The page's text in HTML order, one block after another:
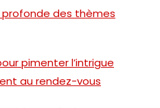
profonde des thèmes
pimenter l’intrigue
au rendez-vous